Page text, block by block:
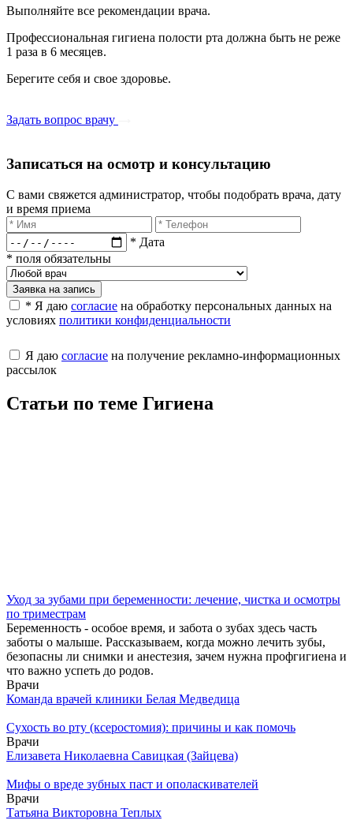
Выполняйте все рекомендации врача.
Профессиональная гигиена полости рта должна быть не реже
1 раза в 6 месяцев.
Берегите себя и свое здоровье.
Задать вопрос врачу
Записаться на осмотр и консультацию​
С вами свяжется администратор, чтобы подобрать врача, дату
и время приема​
* Дата
* поля обязательны
Заявка на запись
* Я даю согласие на обработку персональных данных на
условиях политики конфиденциальности
Я даю согласие на получение рекламно-информационных
рассылок
Статьи по теме Гигиена
Уход за зубами при беременности: лечение, чистка и осмотры
по триместрам
Беременность - особое время, и забота о зубах здесь часть
заботы о малыше. Рассказываем, когда можно лечить зубы,
безопасны ли снимки и анестезия, зачем нужна профгигиена и
что важно успеть до родов.
Врачи
Команда врачей клиники Белая Медведица
Сухость во рту (ксеростомия): причины и как помочь
Врачи
Елизавета Николаевна Савицкая (Зайцева)
Мифы о вреде зубных паст и ополаскивателей
Врачи
Татьяна Викторовна Теплых